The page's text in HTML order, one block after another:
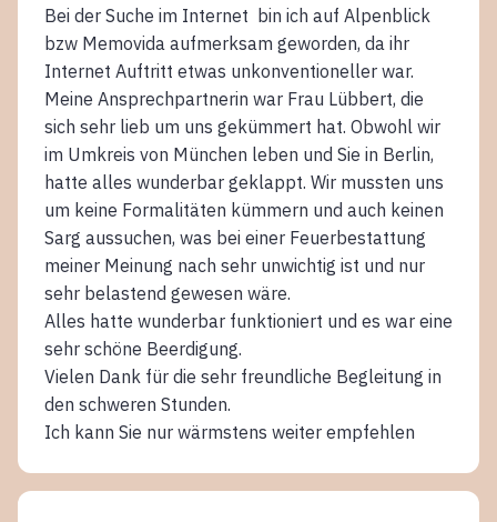
Bei der Suche im Internet bin ich auf Alpenblick
bzw Memovida aufmerksam geworden, da ihr
Internet Auftritt etwas unkonventioneller war.
Meine Ansprechpartnerin war Frau Lübbert, die
sich sehr lieb um uns gekümmert hat. Obwohl wir
im Umkreis von München leben und Sie in Berlin,
hatte alles wunderbar geklappt. Wir mussten uns
um keine Formalitäten kümmern und auch keinen
Sarg aussuchen, was bei einer Feuerbestattung
meiner Meinung nach sehr unwichtig ist und nur
sehr belastend gewesen wäre.
Alles hatte wunderbar funktioniert und es war eine
sehr schöne Beerdigung.
Vielen Dank für die sehr freundliche Begleitung in
den schweren Stunden.
Ich kann Sie nur wärmstens weiter empfehlen